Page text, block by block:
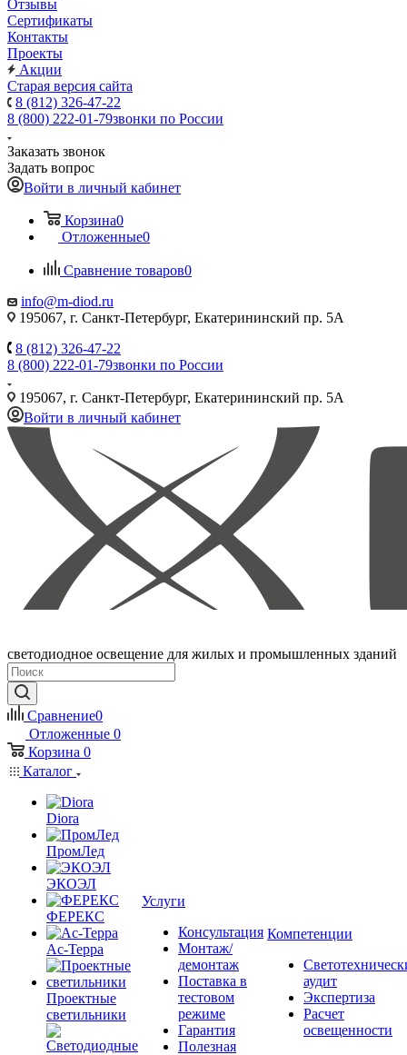
Отзывы
Сертификаты
Контакты
Проекты
Акции
Старая версия сайта
8 (812) 326-47-22
8 (800) 222-01-79звонки по России
Заказать звонок
Задать вопрос
Войти в личный кабинет
Корзина0
Отложенные0
Сравнение товаров0
info@m-diod.ru
195067, г. Санкт-Петербург, Екатерининский пр. 5А
8 (812) 326-47-22
8 (800) 222-01-79звонки по России
195067, г. Санкт-Петербург, Екатерининский пр. 5А
Войти в личный кабинет
светодиодное освещение для жилых и промышленных зданий
Сравнение0
Отложенные 0
Корзина 0
Каталог
Diora
ПромЛед
ЭКОЭЛ
ФЕРЕКС
Ас-Терра
Проектные
светильники
Услуги
Консультация
Монтаж/
демонтаж
Поставка в
тестовом
режиме
Гарантия
Полезная
Компетенции
аудит
Экспертиза
Расчет
освещенности